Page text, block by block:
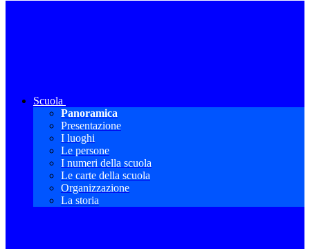
Scuola
Panoramica
Presentazione
I luoghi
Le persone
I numeri della scuola
Le carte della scuola
Organizzazione
La storia